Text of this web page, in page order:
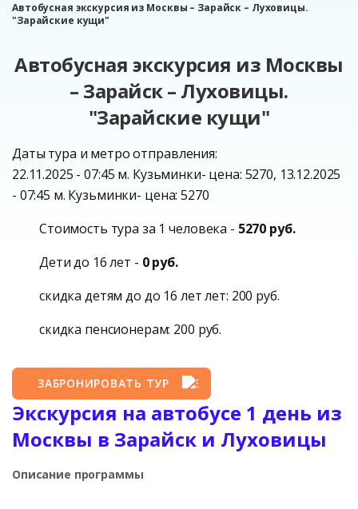
Автобусная экскурсия из Москвы – Зарайск – Луховицы.
"Зарайские кущи"
Автобусная экскурсия из Москвы
– Зарайск – Луховицы.
"Зарайские кущи"
Даты тура и метро отправления:
22.11.2025 - 07:45 м. Кузьминки- цена: 5270, 13.12.2025
- 07:45 м. Кузьминки- цена: 5270
Стоимость тура за 1 человека - 5270 руб.
Дети до 16 лет - 0 руб.
скидка детям до до 16 лет лет: 200 руб.
скидка пенсионерам: 200 руб.
ЗАБРОНИРОВАТЬ ТУР
Экскурсия на автобусе 1 день из
Москвы в Зарайск и Луховицы
Описание программы